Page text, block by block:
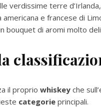
verdissime terre
e francese di
di aromi molto
il proprio whiskey che
categorie principali.